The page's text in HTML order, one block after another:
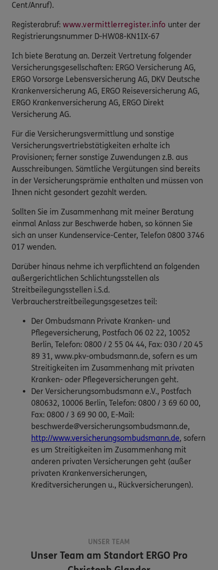
Cent/Anruf).
Registerabruf: www.vermittlerregister.info unter der
Registrierungsnummer D-HW08-KN1IX-67
Ich biete Beratung an. Derzeit Vertretung folgender
Versicherungsgesellschaften: ERGO Versicherung AG,
ERGO Vorsorge Lebensversicherung AG, DKV Deutsche
Krankenversicherung AG, ERGO Reiseversicherung AG,
ERGO Krankenversicherung AG, ERGO Direkt
Versicherung AG.
Für die Versicherungsvermittlung und sonstige
Versicherungsvertriebstätigkeiten erhalte ich
Provisionen; ferner sonstige Zuwendungen z.B. aus
Ausschreibungen. Sämtliche Vergütungen sind bereits
in der Versicherungsprämie enthalten und müssen von
Ihnen nicht gesondert gezahlt werden.
Sollten Sie im Zusammenhang mit meiner Beratung
einmal Anlass zur Beschwerde haben, so können Sie
sich an unser Kundenservice-Center, Telefon 0800 3746
017 wenden.
Darüber hinaus nehme ich verpflichtend an folgenden
außergerichtlichen Schlichtungsstellen als
Streitbeilegungsstellen i.S.d.
Verbraucherstreitbeilegungsgesetzes teil:
Der Ombudsmann Private Kranken- und
Pflegeversicherung, Postfach 06 02 22, 10052
Berlin, Telefon: 0800 / 2 55 04 44, Fax: 030 / 20 45
89 31, www.pkv-ombudsmann.de, sofern es um
Streitigkeiten im Zusammenhang mit privaten
Kranken- oder Pflegeversicherungen geht.
Der Versicherungsombudsmann e.V., Postfach
080632, 10006 Berlin, Telefon: 0800 / 3 69 60 00,
Fax: 0800 / 3 69 90 00, E-Mail:
beschwerde@versicherungsombudsmann.de,
http://www.versicherungsombudsmann.de, sofern
es um Streitigkeiten im Zusammenhang mit
anderen privaten Versicherungen geht (außer
privaten Krankenversicherungen,
Kreditversicherungen u., Rückversicherungen).
UNSER TEAM
Unser Team am Standort ERGO Pro